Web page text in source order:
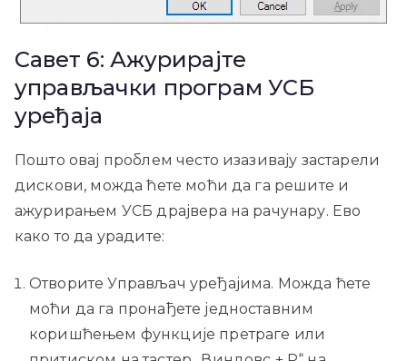
Савет 6: Ажурирајте
управљачки програм УСБ
уређаја
Пошто овај проблем често изазивају застарели
дискови, можда ћете моћи да га решите и
ажурирањем УСБ драјвера на рачунару. Ево
како то да урадите:
Отворите Управљач уређајима. Можда ћете
моћи да га пронађете једноставним
коришћењем функције претраге или